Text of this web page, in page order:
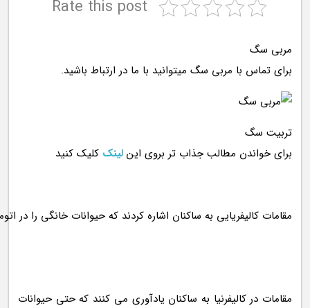
تماس با ما
Rate this post
مربی سگ
برای تماس با مربی سگ میتوانید با ما در ارتباط باشید.
تربیت سگ
برای خواندن مطالب جذاب تر بروی اینلینک کلیک کنید
مقامات در کالیفرنیا به ساکنان یادآوری می کنند که حتی حیوانات